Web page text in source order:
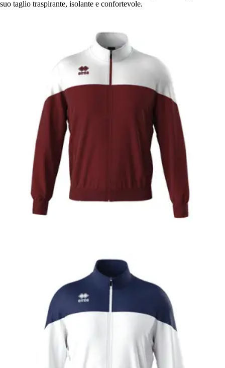
suo taglio traspirante, isolante e confortevole.